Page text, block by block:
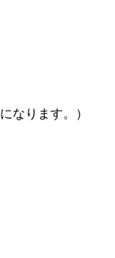
なります。）